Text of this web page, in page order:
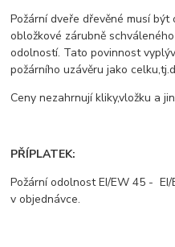
Požární dveře dřevěné musí
obložkové zárubně
odolností. Tato povinnost
požárního uzávěru jako
Ceny nezahrnují kliky,vložku a
PŘÍPLATEK:
Požární odolnost EI/EW 45 -
v objednávce.